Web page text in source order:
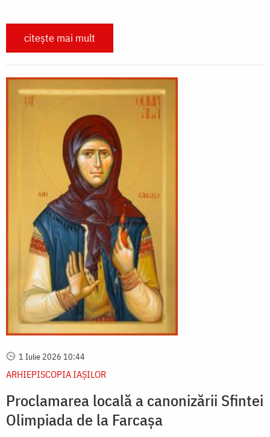
citește mai mult
1 Iulie 2026 10:44
ARHIEPISCOPIA IAŞILOR
Proclamarea locală a canonizării Sfintei
Olimpiada de la Farcașa